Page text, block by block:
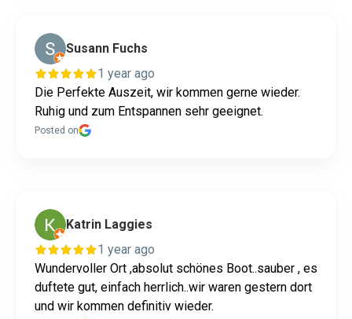
Susann Fuchs
1 year ago
Die Perfekte Auszeit, wir kommen gerne wieder.
Ruhig und zum Entspannen sehr geeignet.
Posted on
Katrin Laggies
1 year ago
Wundervoller Ort ,absolut schönes Boot..sauber , es
duftete gut, einfach herrlich..wir waren gestern dort
und wir kommen definitiv wieder.